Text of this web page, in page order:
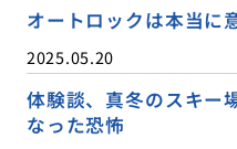
オートロックは本当に
2025.05.20
体験談、真冬のスキー
なった恐怖